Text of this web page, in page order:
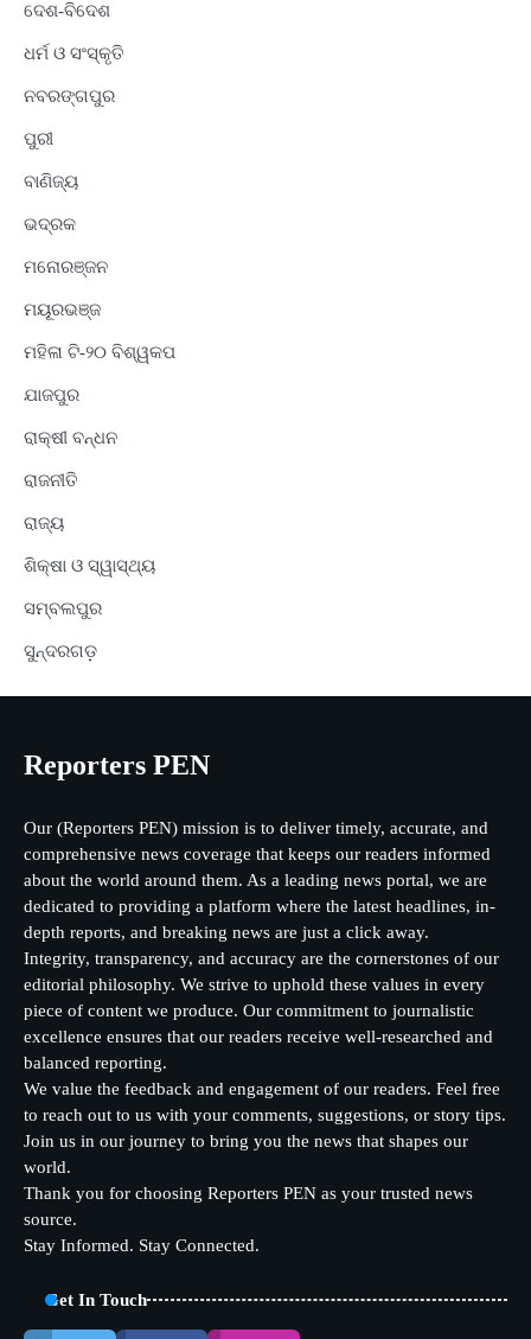
ଦେଶ-ବିଦେଶ
ଧର୍ମ ଓ ସଂସ୍କୃତି
ନବରଙ୍ଗପୁର
ପୁରୀ
ବାଣିଜ୍ୟ
ଭଦ୍ରକ
ମନୋରଞ୍ଜନ
ମୟୂରଭଞ୍ଜ
ମହିଳା ଟି-୨୦ ବିଶ୍ୱକପ
ଯାଜପୁର
ରାକ୍ଷୀ ବନ୍ଧନ
ରାଜନୀତି
ରାଜ୍ୟ
ଶିକ୍ଷା ଓ ସ୍ୱାସ୍ଥ୍ୟ
ସମ୍ବଲପୁର
ସୁନ୍ଦରଗଡ଼
Reporters PEN
Our (Reporters PEN) mission is to deliver timely, accurate, and
comprehensive news coverage that keeps our readers informed
about the world around them. As a leading news portal, we are
dedicated to providing a platform where the latest headlines, in-
depth reports, and breaking news are just a click away.
Integrity, transparency, and accuracy are the cornerstones of our
editorial philosophy. We strive to uphold these values in every
piece of content we produce. Our commitment to journalistic
excellence ensures that our readers receive well-researched and
balanced reporting.
We value the feedback and engagement of our readers. Feel free
to reach out to us with your comments, suggestions, or story tips.
Join us in our journey to bring you the news that shapes our
world.
Thank you for choosing Reporters PEN as your trusted news
source.
Stay Informed. Stay Connected.
Get In Touch